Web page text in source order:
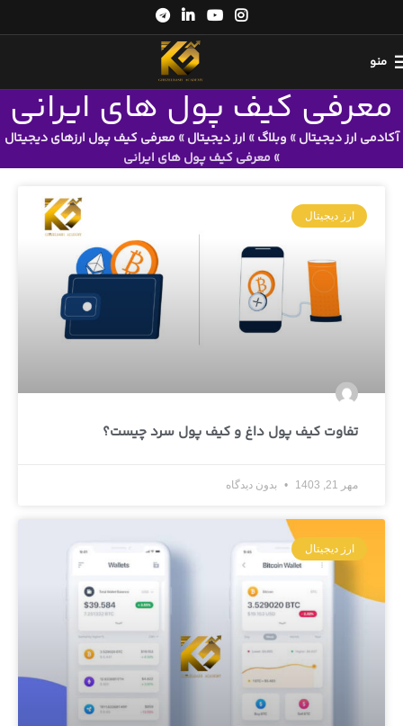
منو
معرفی کیف پول های ایرانی
آکادمی ارز دیجیتال» وبلاگ» ارز دیجیتال» معرفی کیف پول ارزهای دیجیتال
» معرفی کیف پول های ایرانی
ارز دیجیتال
تفاوت کیف پول داغ و کیف پول سرد چیست؟
مهر 21, 1403 بدون دیدگاه
ارز دیجیتال